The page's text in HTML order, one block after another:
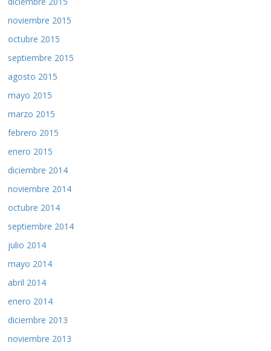
noviembre 2015
octubre 2015
septiembre 2015
agosto 2015
mayo 2015
marzo 2015
febrero 2015
enero 2015
diciembre 2014
noviembre 2014
octubre 2014
septiembre 2014
julio 2014
mayo 2014
abril 2014
enero 2014
diciembre 2013
noviembre 2013